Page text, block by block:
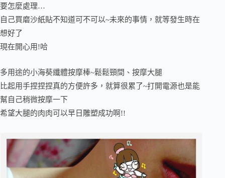
要怎麼處理…
自己買磨沙紙貼不知道可不可以~未來的事情，就等發生時在
想好了
現在開心用!哈
多用途的小海葵纖體按摩棒~鬆鬆頸間、按摩大腿
比起用手捏捏捏真的方便許多，就算很累了~打開電源也是能
幫自己稍微按摩一下
希望大腿的肉肉可以早日雕塑成功啊!!